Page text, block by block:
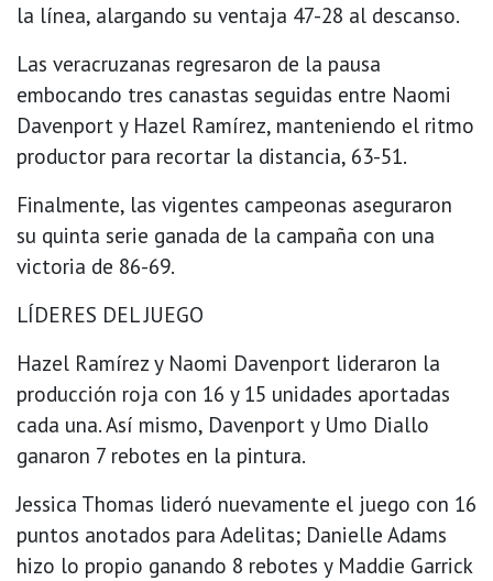
la línea, alargando su ventaja 47-28 al descanso.
Las veracruzanas regresaron de la pausa
embocando tres canastas seguidas entre Naomi
Davenport y Hazel Ramírez, manteniendo el ritmo
productor para recortar la distancia, 63-51.
Finalmente, las vigentes campeonas aseguraron
su quinta serie ganada de la campaña con una
victoria de 86-69.
LÍDERES DEL JUEGO
Hazel Ramírez y Naomi Davenport lideraron la
producción roja con 16 y 15 unidades aportadas
cada una. Así mismo, Davenport y Umo Diallo
ganaron 7 rebotes en la pintura.
Jessica Thomas lideró nuevamente el juego con 16
puntos anotados para Adelitas; Danielle Adams
hizo lo propio ganando 8 rebotes y Maddie Garrick